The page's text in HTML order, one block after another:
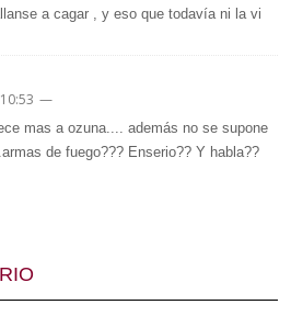
a cagar , y eso que todavía ni la vi
—
mas a ozuna.... además no se supone
de fuego??? Enserio?? Y habla??